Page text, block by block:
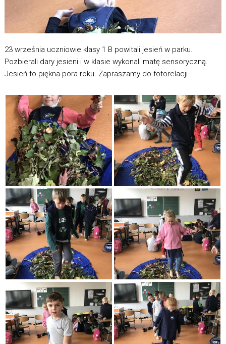
23 września uczniowie klasy 1 B powitali jesień w parku.
Pozbierali dary jesieni i w klasie wykonali matę sensoryczną.
Jesień to piękna pora roku. Zapraszamy do fotorelacji.